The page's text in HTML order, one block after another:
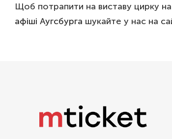
Щоб потрапити на виставу цирку на
афіші Аугсбурга шукайте у нас на